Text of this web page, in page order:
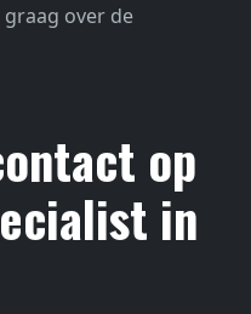
over de
op
in